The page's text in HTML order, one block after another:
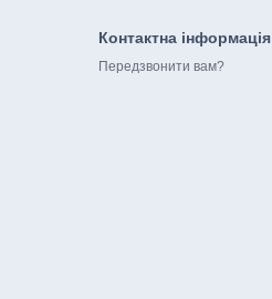
Контактна інформація
Передзвонити вам?